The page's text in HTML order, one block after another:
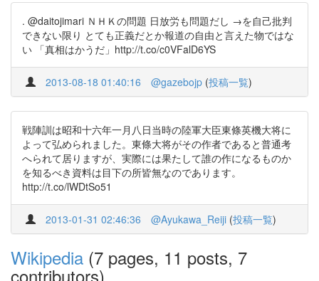
. @daitojimari ＮＨＫの問題 日放労も問題だし →を自己批判
できない限り とても正義だとか報道の自由と言えた物ではな
い 「真相はかうだ」http://t.co/c0VFalD6YS
2013-08-18 01:40:16 @gazebojp (投稿一覧)
戦陣訓は昭和十六年一月八日当時の陸軍大臣東條英機大将に
よって弘められました。東條大将がその作者であると普通考
へられて居りますが、実際には果たして誰の作になるものか
を知るべき資料は目下の所皆無なのであります。
http://t.co/lWDtSo51
2013-01-31 02:46:36 @Ayukawa_Reiji (投稿一覧)
Wikipedia (7 pages, 11 posts, 7
contributors)